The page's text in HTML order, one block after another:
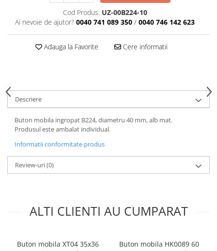
Cod Produs: UZ-00B224-10
Ai nevoie de ajutor? 0040 741 089 350 / 0040 746 142 623
Adauga la Favorite Cere informatii
Descriere
Buton mobila ingropat B224, diametru 40 mm, alb mat.
Produsul este ambalat individual.
Informatii conformitate produs
Review-uri(0)
ALTI CLIENTI AU CUMPARAT
Buton mobila XT04 35x36
Buton mobila HK0089 60